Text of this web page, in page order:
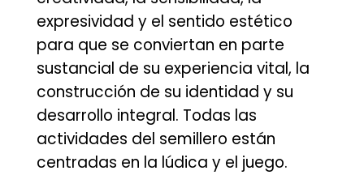
expresividad y el sentido estético
para que se conviertan en parte
sustancial de su experiencia vital, la
construcción de su identidad y su
desarrollo integral. Todas las
actividades del semillero están
centradas en la lúdica y el juego.